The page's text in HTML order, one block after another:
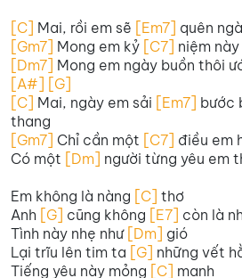
[C] Mai, rồi em sẽ [Em7] quên
[Gm7] Mong em kỷ [C7] niệm
[Dm7] Mong em ngày buồn thôi
[A#] [G]
[C] Mai, ngày em sải [Em7] bước
thang
[Gm7] Chỉ cần một [C7] điều em
Có một [Dm] người từng yêu em
Em không là nàng [C] thơ
Anh [G] cũng không [E7] còn là
Tình này nhẹ như[Dm] gió
Lại trĩu lên tim ta [G] những vết
Tiếng yêu này mỏng [C] manh